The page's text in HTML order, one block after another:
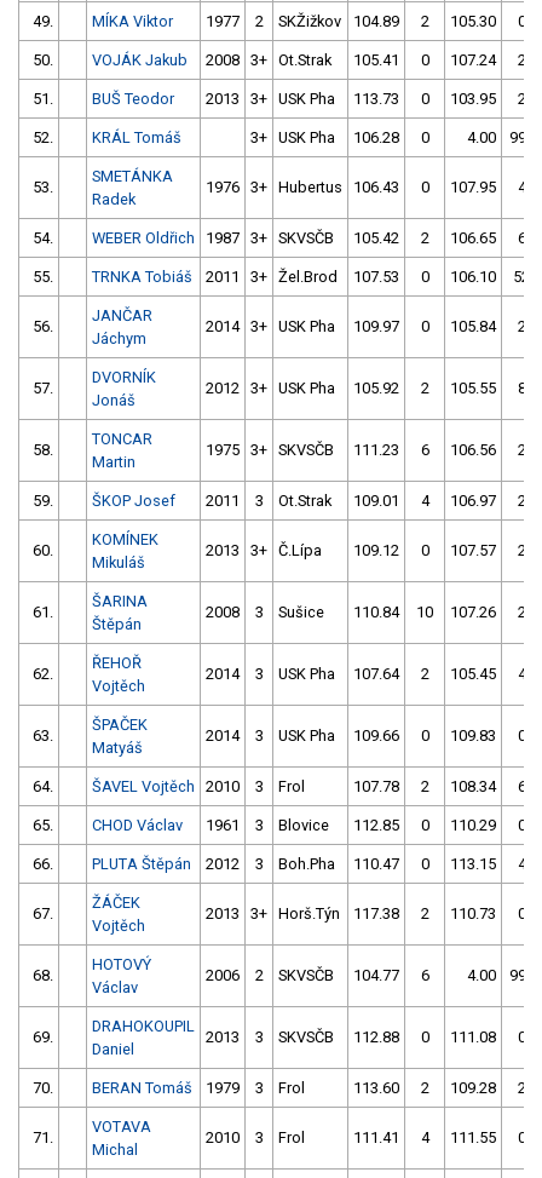
49. MÍKA Viktor 1977 2 SKŽižkov 104.89 2 105.30 0
50. VOJÁK Jakub 2008 3+ Ot.Strak 105.41 0 107.24 2
51. BUŠ Teodor 2013 3+ USK Pha 113.73 0 103.95 2
52. KRÁL Tomáš 3+ USK Pha 106.28 0 4.00 999
53.
SMETÁNKA
Radek
1976 3+ Hubertus 106.43 0 107.95 4
54. WEBER Oldřich 1987 3+ SKVSČB 105.42 2 106.65 6
55. TRNKA Tobiáš 2011 3+ Žel.Brod 107.53 0 106.10 52
56.
JANČAR
Jáchym
2014 3+ USK Pha 109.97 0 105.84 2
57.
DVORNÍK
Jonáš
2012 3+ USK Pha 105.92 2 105.55 8
58.
TONCAR
Martin
1975 3+ SKVSČB 111.23 6 106.56 2
59. ŠKOP Josef 2011 3 Ot.Strak 109.01 4 106.97 2
60.
KOMÍNEK
Mikuláš
2013 3+ Č.Lípa 109.12 0 107.57 2
61.
ŠARINA
Štěpán
2008 3 Sušice 110.84 10 107.26 2
62.
ŘEHOŘ
Vojtěch
2014 3 USK Pha 107.64 2 105.45 4
63.
ŠPAČEK
Matyáš
2014 3 USK Pha 109.66 0 109.83 0
64. ŠAVEL Vojtěch 2010 3 Frol 107.78 2 108.34 6
65. CHOD Václav 1961 3 Blovice 112.85 0 110.29 0
66. PLUTA Štěpán 2012 3 Boh.Pha 110.47 0 113.15 4
67.
ŽÁČEK
Vojtěch
2013 3+ Horš.Týn 117.38 2 110.73 0
68.
HOTOVÝ
Václav
2006 2 SKVSČB 104.77 6 4.00 999
69.
DRAHOKOUPIL
Daniel
2013 3 SKVSČB 112.88 0 111.08 0
70. BERAN Tomáš 1979 3 Frol 113.60 2 109.28 2
71.
VOTAVA
Michal
2010 3 Frol 111.41 4 111.55 0